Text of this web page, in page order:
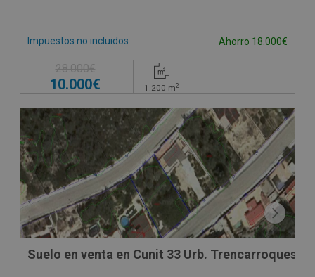
Impuestos no incluidos Ahorro 18.000€
28.000€
10.000€ 1.200 m2
Suelo en venta en Cunit 33 Urb. Trencarroques,